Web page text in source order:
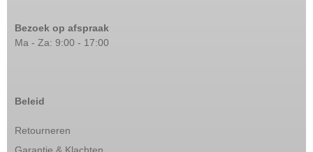
Bezoek op afspraak
Ma - Za: 9:00 - 17:00
Beleid
Retourneren
Garantie & Klachten